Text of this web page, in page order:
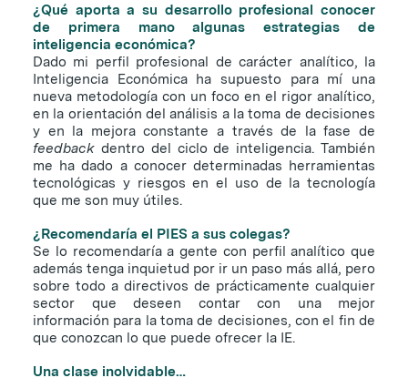
¿Qué aporta a su desarrollo profesional conocer
de primera mano algunas estrategias de
inteligencia económica?
Dado mi perfil profesional de carácter analítico, la
Inteligencia Económica ha supuesto para mí una
nueva metodología con un foco en el rigor analítico,
en la orientación del análisis a la toma de decisiones
y en la mejora constante a través de la fase de
feedback dentro del ciclo de inteligencia. También
me ha dado a conocer determinadas herramientas
tecnológicas y riesgos en el uso de la tecnología
que me son muy útiles.
¿Recomendaría el PIES a sus colegas?
Se lo recomendaría a gente con perfil analítico que
además tenga inquietud por ir un paso más allá, pero
sobre todo a directivos de prácticamente cualquier
sector que deseen contar con una mejor
información para la toma de decisiones, con el fin de
que conozcan lo que puede ofrecer la IE.
Una clase inolvidable…